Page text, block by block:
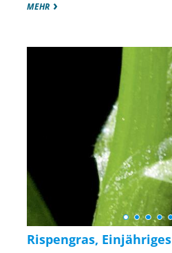
MEHR
Rispengras, Einjähriges